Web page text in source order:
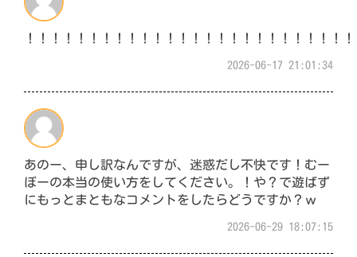
！！！！！！！！！！！！！！！！！！！！！！！！！
2026-06-17 21:01:34
あのー、申し訳なんですが、迷惑だし不快です！むー
ぼーの本当の使い方をしてください。！や？で遊ばず
にもっとまともなコメントをしたらどうですか？ｗ
2026-06-29 18:07:15